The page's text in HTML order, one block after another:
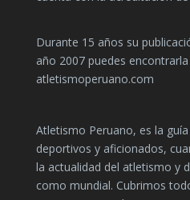
Durante 15 años su
año 2007 puedes
atletismoperuano.com
Atletismo Peruano, es la
deportivos y aficionados,
la actualidad del atletismo y
como mundial. Cubrimos